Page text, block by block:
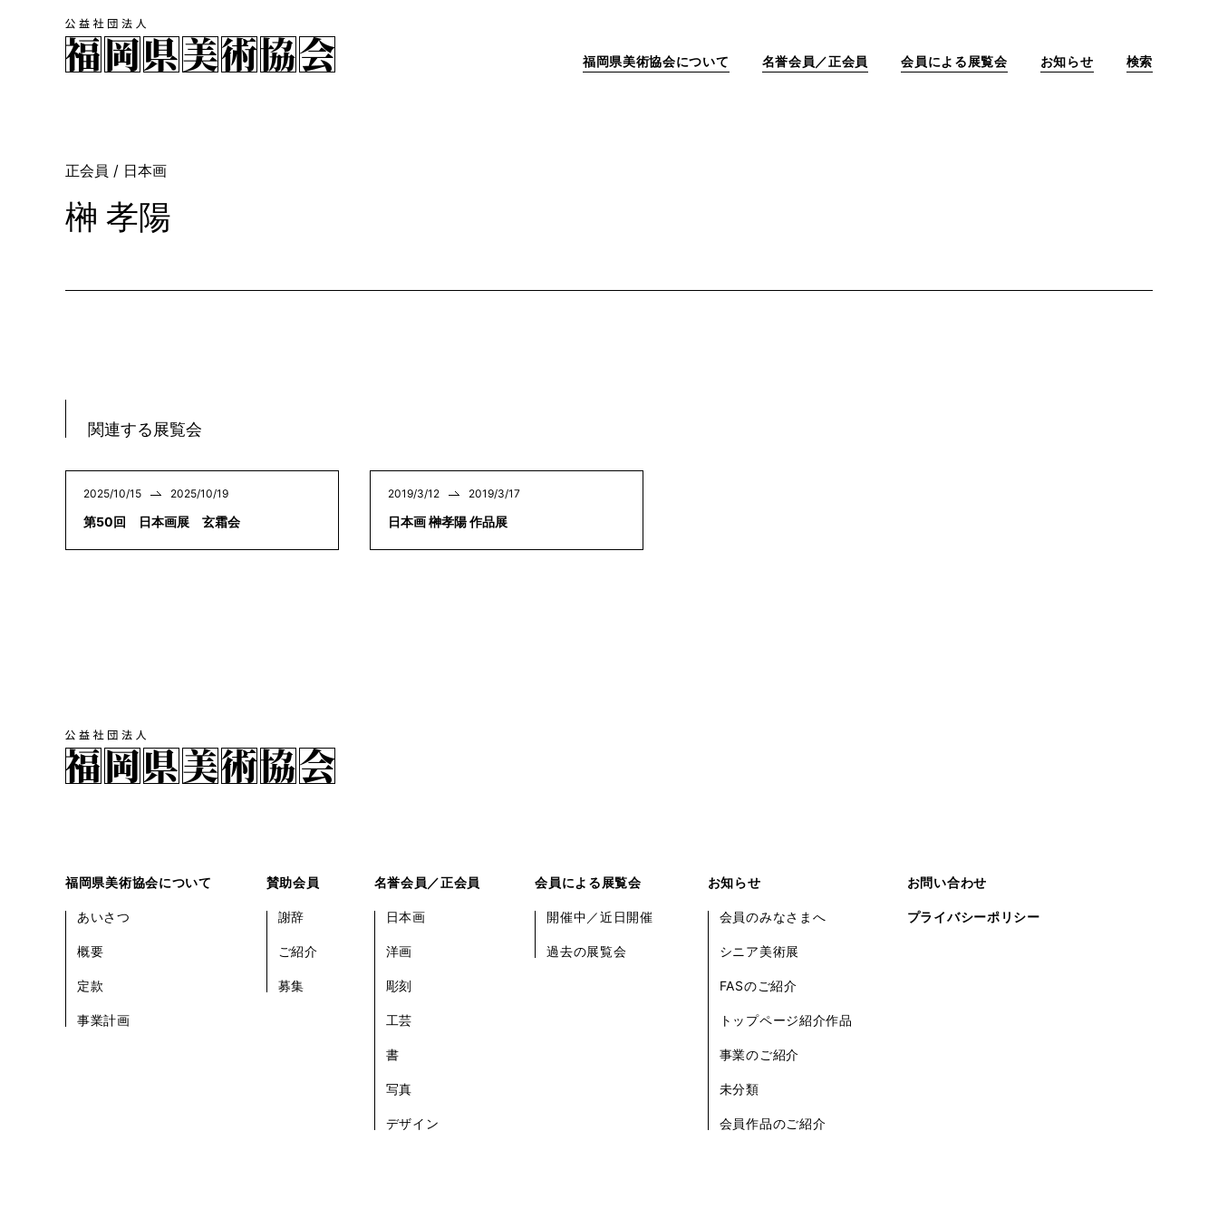
福岡県美術協会について 名誉会員／正会員 会員による展覧会 お知らせ 検索
正会員 / 日本画
榊󠄀 孝陽
関連する展覧会
2025/10/15 2025/10/19
第50回 日本画展 玄霜会
2019/3/12 2019/3/17
日本画 榊󠄀孝陽 作品展
福岡県美術協会について
あいさつ
概要
定款
事業計画
賛助会員
謝辞
ご紹介
募集
名誉会員／正会員
日本画
洋画
彫刻
工芸
書
写真
デザイン
会員による展覧会
開催中／近日開催
過去の展覧会
お知らせ
会員のみなさまへ
シニア美術展
FASのご紹介
トップページ紹介作品
事業のご紹介
未分類
会員作品のご紹介
お問い合わせ
プライバシーポリシー